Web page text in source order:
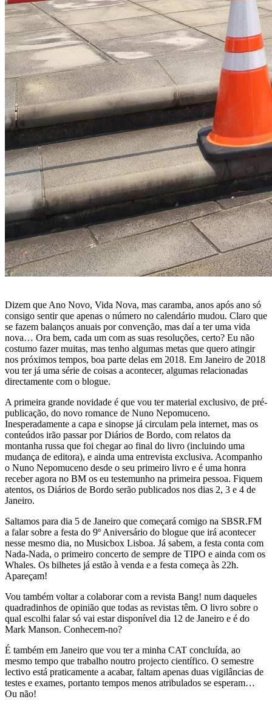
Dizem que Ano Novo, Vida Nova, mas caramba, anos após ano só
consigo sentir que apenas o número no calendário mudou. Claro que
se fazem balanços anuais por convenção, mas daí a ter uma vida
nova… Ora bem, cada um com as suas resoluções, certo? Eu não
costumo fazer muitas, mas tenho algumas metas que quero atingir
nos próximos tempos, boa parte delas em 2018. Em Janeiro de 2018
vou ter já uma série de coisas a acontecer, algumas relacionadas
directamente com o blogue.
A primeira grande novidade é que vou ter material exclusivo, de pré-
publicação, do novo romance de Nuno Nepomuceno.
Inesperadamente a capa e sinopse já circulam pela internet, mas os
conteúdos irão passar por Diários de Bordo, com relatos da
montanha russa que foi chegar ao final do livro (incluindo uma
mudança de editora), e ainda uma entrevista exclusiva. Acompanho
o Nuno Nepomuceno desde o seu primeiro livro e é uma honra
receber agora no BM os eu testemunho na primeira pessoa. Fiquem
atentos, os Diários de Bordo serão publicados nos dias 2, 3 e 4 de
Janeiro.
Saltamos para dia 5 de Janeiro que começará comigo na SBSR.FM
a falar sobre a festa do 9º Aniversário do blogue que irá acontecer
nesse mesmo dia, no Musicbox Lisboa. Já sabem, a festa conta com
Nada-Nada, o primeiro concerto de sempre de TIPO e ainda com os
Whales. Os bilhetes já estão à venda e a festa começa às 22h.
Apareçam!
Vou também voltar a colaborar com a revista Bang! num daqueles
quadradinhos de opinião que todas as revistas têm. O livro sobre o
qual escolhi falar só vai estar disponível dia 12 de Janeiro e é do
Mark Manson. Conhecem-no?
É também em Janeiro que vou ter a minha CAT concluída, ao
mesmo tempo que trabalho noutro projecto científico. O semestre
lectivo está praticamente a acabar, faltam apenas duas vigilâncias de
testes e exames, portanto tempos menos atribulados se esperam…
Ou não!